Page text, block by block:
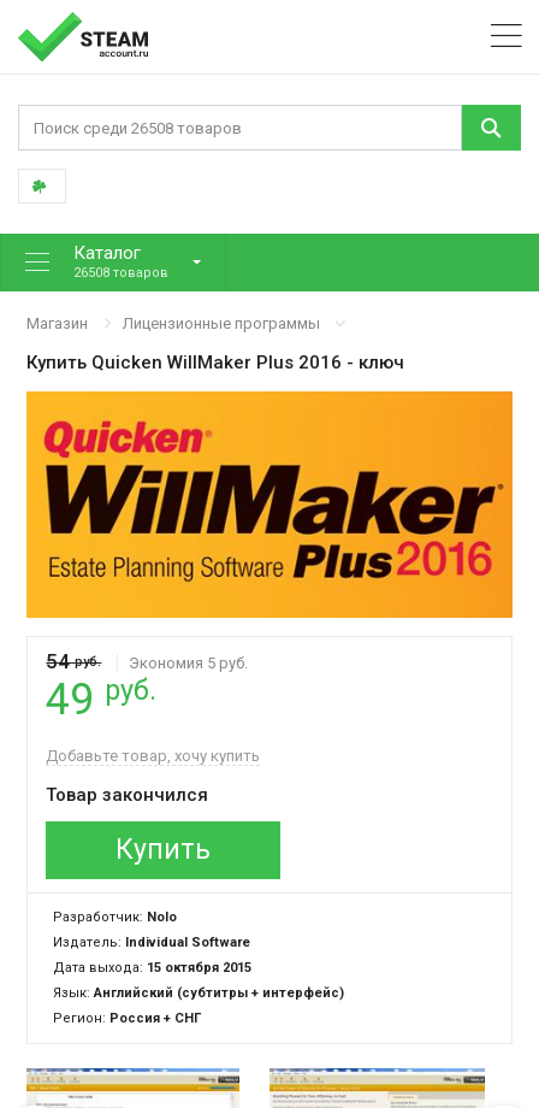
Каталог
26508 товаров
Магазин Лицензионные программы
Купить Quicken WillMaker Plus 2016 - ключ
54руб. Экономия 5 руб.
49 руб.
Добавьте товар, хочу купить
Товар закончился
Купить
Разработчик: Nolo
Издатель:
Individual Software
Дата выхода: 15 октября 2015
Язык:Английский (субтитры + интерфейс)
Регион: Россия + СНГ